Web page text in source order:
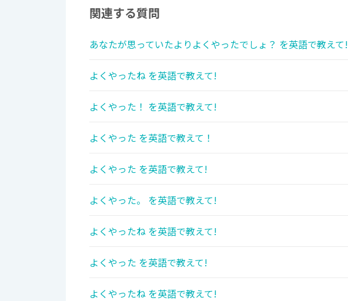
関連する質問
あなたが思っていたよりよくやったでしょ？ を英語で教えて!
よくやったね を英語で教えて!
よくやった！ を英語で教えて!
よくやった を英語で教えて！
よくやった を英語で教えて!
よくやった。 を英語で教えて!
よくやったね を英語で教えて!
よくやった を英語で教えて!
よくやったね を英語で教えて!